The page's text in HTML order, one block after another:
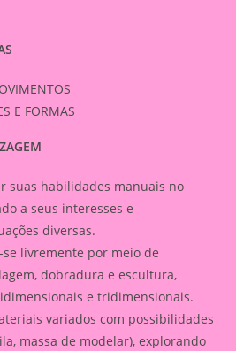
E FORMAS
suas habilidades manuais no
a seus interesses e
diversas.
se livremente por meio de
dobradura e escultura,
e tridimensionais.
variados com possibilidades
massa de modelar), explorando